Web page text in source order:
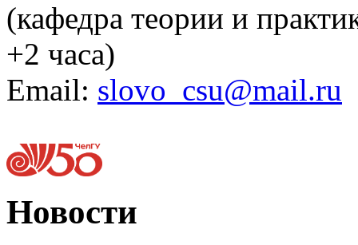
(кафедра теории и
+2 часа)
Email: slovo_csu@mail.ru
Новости